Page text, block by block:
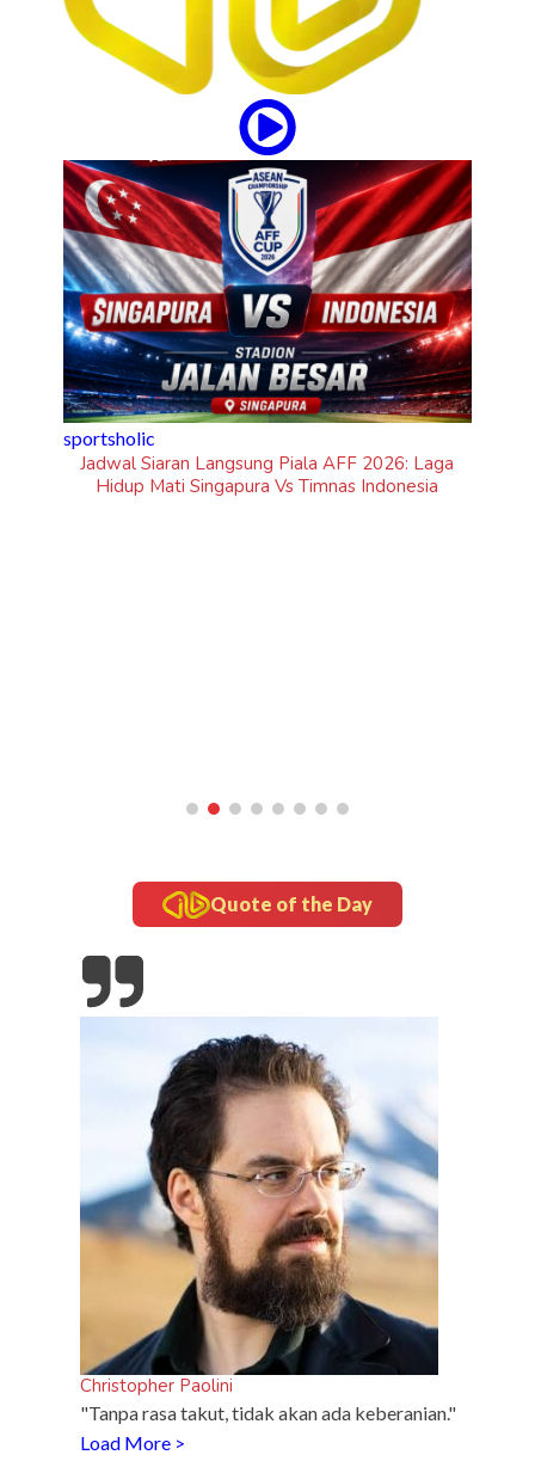
Quote of the Day
Christopher Paolini
"Tanpa rasa takut, tidak akan ada keberanian."
Load More >